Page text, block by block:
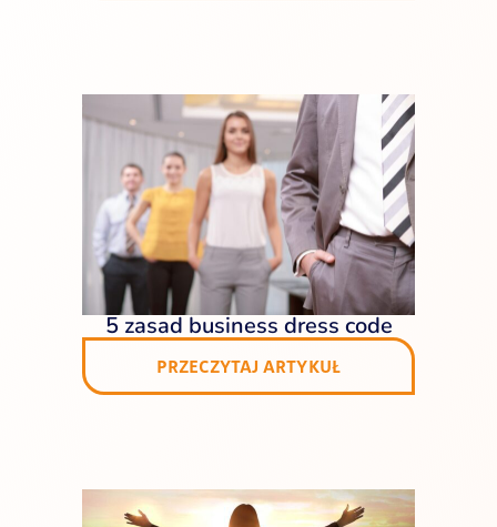
5 zasad business dress code
PRZECZYTAJ ARTYKUŁ